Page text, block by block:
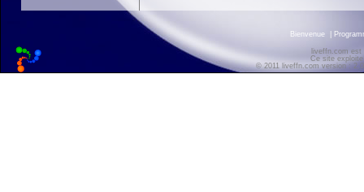
Bienvenue
liveffn.com est
Ce site
© 2011 liveffn.com version :